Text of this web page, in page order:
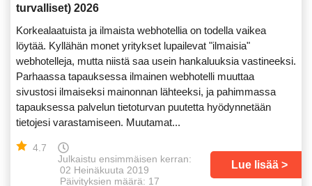
turvalliset) 2026
Korkealaatuista ja ilmaista webhotellia on todella vaikea
löytää. Kyllähän monet yritykset lupailevat "ilmaisia"
webhotelleja, mutta niistä saa usein hankaluuksia vastineeksi.
Parhaassa tapauksessa ilmainen webhotelli muuttaa
sivustosi ilmaiseksi mainonnan lähteeksi, ja pahimmassa
tapauksessa palvelun tietoturvan puutetta hyödynnetään
tietojesi varastamiseen. Muutamat...
4.7
Julkaistu ensimmäisen kerran:
02 Heinäkuuta 2019
Päivityksien määrä: 17
Lue lisää